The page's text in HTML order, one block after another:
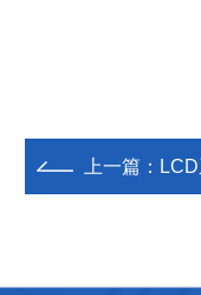
上一篇：